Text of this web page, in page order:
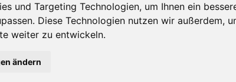
und Targeting Technologien, um Ihnen ein
Diese Technologien nutzen wir außerdem,
weiter zu entwickeln.
ändern
Foren W163 W164 W166 V167